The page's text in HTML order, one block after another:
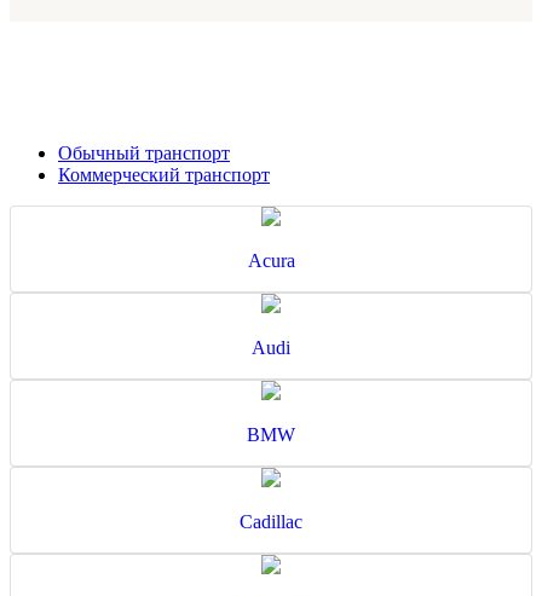
Обычный транспорт
Коммерческий транспорт
Acura
Audi
BMW
Cadillac